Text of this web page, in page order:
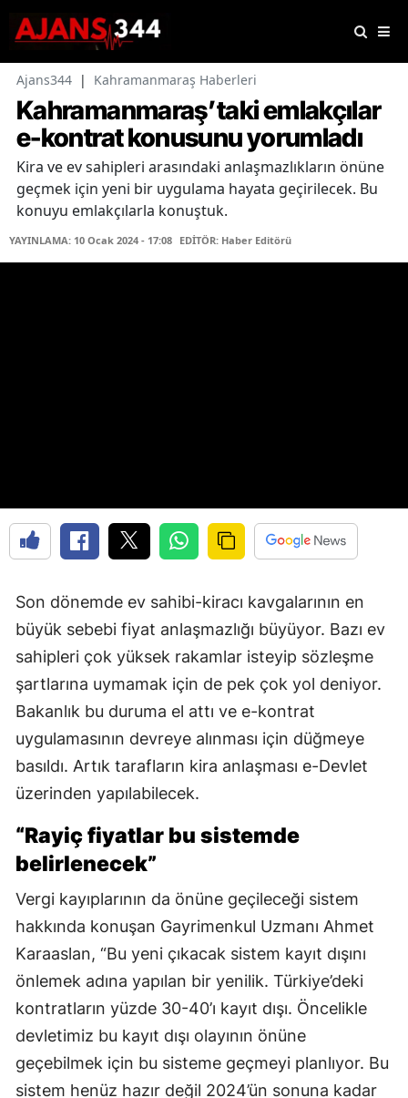
Ajans344 | Kahramanmaraş Haberleri
Kahramanmaraş’taki emlakçılar
e-kontrat konusunu yorumladı
Kira ve ev sahipleri arasındaki anlaşmazlıkların önüne
geçmek için yeni bir uygulama hayata geçirilecek. Bu
konuyu emlakçılarla konuştuk.
YAYINLAMA: 10 Ocak 2024 - 17:08 EDİTÖR: Haber Editörü
Son dönemde ev sahibi-kiracı kavgalarının en
büyük sebebi fiyat anlaşmazlığı büyüyor. Bazı ev
sahipleri çok yüksek rakamlar isteyip sözleşme
şartlarına uymamak için de pek çok yol deniyor.
Bakanlık bu duruma el attı ve e-kontrat
uygulamasının devreye alınması için düğmeye
basıldı. Artık tarafların kira anlaşması e-Devlet
üzerinden yapılabilecek.
“Rayiç fiyatlar bu sistemde
belirlenecek”
Vergi kayıplarının da önüne geçileceği sistem
hakkında konuşan Gayrimenkul Uzmanı Ahmet
Karaaslan, “Bu yeni çıkacak sistem kayıt dışını
önlemek adına yapılan bir yenilik. Türkiye’deki
kontratların yüzde 30-40’ı kayıt dışı. Öncelikle
devletimiz bu kayıt dışı olayının önüne
geçebilmek için bu sisteme geçmeyi planlıyor. Bu
sistem henüz hazır değil 2024’ün sonuna kadar